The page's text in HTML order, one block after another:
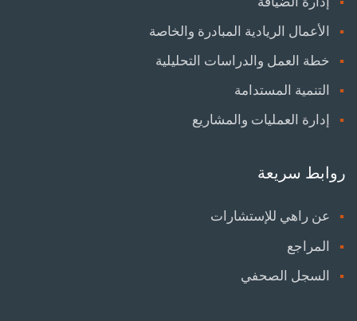
الأعمال الريادية المبادرة والخاصة
خطة العمل والدراسات التحليلية
التنمية المستدامة
إدارة العمليات والمشاريع
روابط سريعة
عن راهي للإستشارات
المراجع
السجل الصحفي